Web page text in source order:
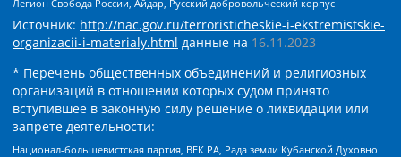
Легион Свобода России, Айдар, Русский добровольческий корпус
Источник: http://nac.gov.ru/terroristicheskie-i-ekstremistskie-
organizacii-i-materialy.html данные на 16.11.2023
* Перечень общественных объединений и религиозных
организаций в отношении которых судом принято
вступившее в законную силу решение о ликвидации или
запрете деятельности:
Национал-большевистская партия, ВЕК РА, Рада земли Кубанской Духовно